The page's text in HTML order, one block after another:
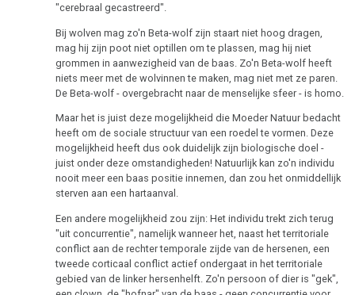
"cerebraal gecastreerd".
Bij wolven mag zo'n Beta-wolf zijn staart niet hoog dragen,
mag hij zijn poot niet optillen om te plassen, mag hij niet
grommen in aanwezigheid van de baas. Zo'n Beta-wolf heeft
niets meer met de wolvinnen te maken, mag niet met ze paren.
De Beta-wolf - overgebracht naar de menselijke sfeer - is homo.
Maar het is juist deze mogelijkheid die Moeder Natuur bedacht
heeft om de sociale structuur van een roedel te vormen. Deze
mogelijkheid heeft dus ook duidelijk zijn biologische doel -
juist onder deze omstandigheden! Natuurlijk kan zo'n individu
nooit meer een baas positie innemen, dan zou het onmiddellijk
sterven aan een hartaanval.
Een andere mogelijkheid zou zijn: Het individu trekt zich terug
"uit concurrentie", namelijk wanneer het, naast het territoriale
conflict aan de rechter temporale zijde van de hersenen, een
tweede corticaal conflict actief ondergaat in het territoriale
gebied van de linker hersenhelft. Zo'n persoon of dier is "gek",